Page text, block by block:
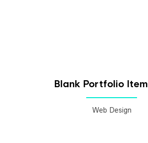
Blank Portfolio
Web Design